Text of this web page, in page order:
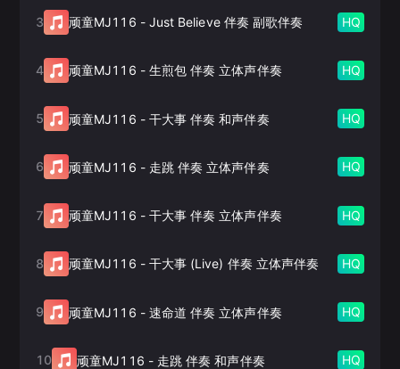
3 顽童MJ116 - Just Believe 伴奏 副歌伴奏 HQ
4 顽童MJ116 - 生煎包 伴奏 立体声伴奏 HQ
5 顽童MJ116 - 干大事 伴奏 和声伴奏 HQ
6 顽童MJ116 - 走跳 伴奏 立体声伴奏 HQ
7 顽童MJ116 - 干大事 伴奏 立体声伴奏 HQ
8 顽童MJ116 - 干大事 (Live) 伴奏 立体声伴奏 HQ
9 顽童MJ116 - 速命道 伴奏 立体声伴奏 HQ
10 顽童MJ116 - 走跳 伴奏 和声伴奏 HQ